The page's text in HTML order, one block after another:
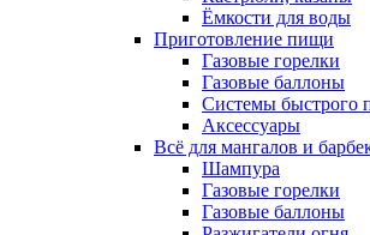
Ёмкости для воды
Приготовление пищи
Газовые горелки
Газовые баллоны
Системы быстрого
Аксессуары
Всё для мангалов и
Шампура
Газовые горелки
Газовые баллоны